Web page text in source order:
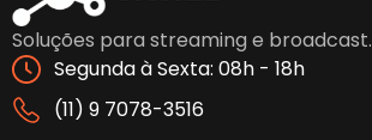
Soluções para streaming e broadcast.
Segunda à Sexta: 08h - 18h
(11) 9 7078-3516